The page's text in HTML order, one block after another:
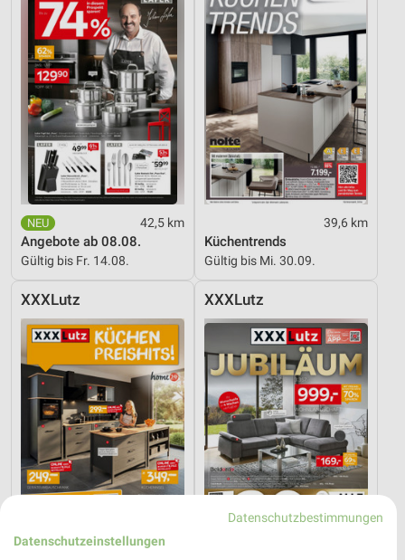
42,5 km
Angebote ab 08.08.
Gültig bis Fr. 14.08.
39,6 km
Küchentrends
Gültig bis Mi. 30.09.
XXXLutz XXXLutz
Datenschutzbestimmungen
Datenschutzeinstellungen